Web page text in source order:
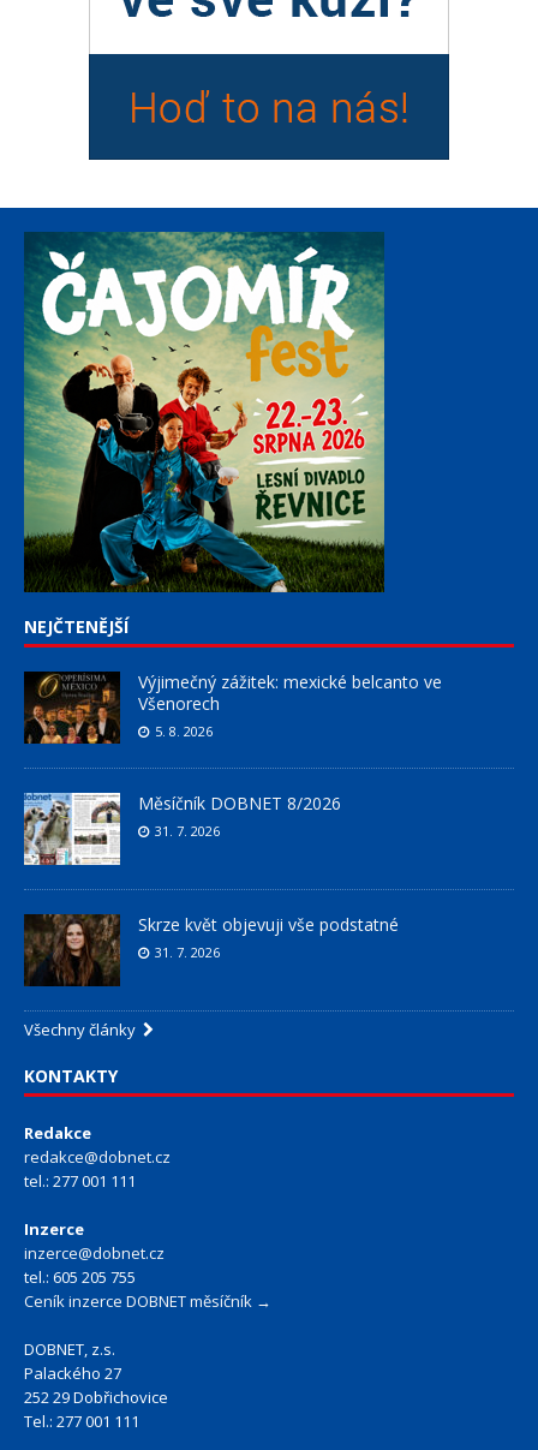
NEJČTENĚJŠÍ
Výjimečný zážitek: mexické belcanto ve
Všenorech
5. 8. 2026
Měsíčník DOBNET 8/2026
31. 7. 2026
Skrze květ objevuji vše podstatné
31. 7. 2026
Všechny články
KONTAKTY
Redakce
redakce@dobnet.cz
tel.: 277 001 111
Inzerce
inzerce@dobnet.cz
tel.: 605 205 755
Ceník inzerce DOBNET měsíčník →
DOBNET, z.s.
Palackého 27
252 29 Dobřichovice
Tel.: 277 001 111